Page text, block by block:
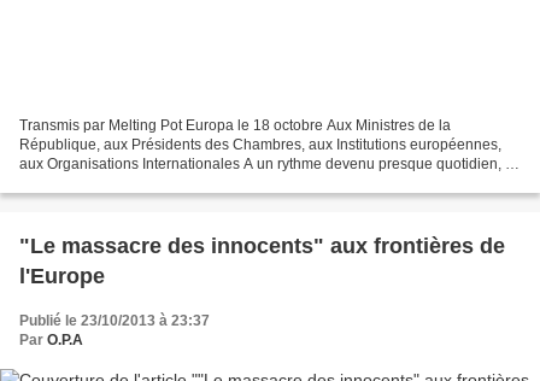
Transmis par Melting Pot Europa le 18 octobre Aux Ministres de la
République, aux Présidents des Chambres, aux Institutions européennes,
aux Organisations Internationales A un rythme devenu presque quotidien, la
"Le massacre des innocents" aux frontières de
l'Europe
Publié le 23/10/2013 à 23:37
Par O.P.A